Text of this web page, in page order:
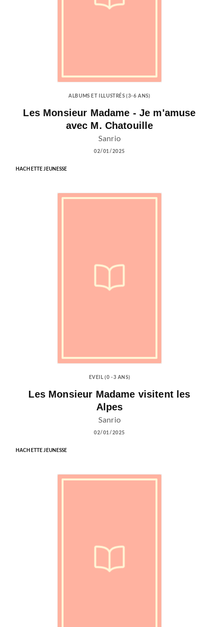
ALBUMS ET ILLUSTRÉS (3-6 ANS)
Les Monsieur Madame - Je m'amuse
avec M. Chatouille
Sanrio
02/01/2025
HACHETTE JEUNESSE
EVEIL (0 -3 ANS)
Les Monsieur Madame visitent les
Alpes
Sanrio
02/01/2025
HACHETTE JEUNESSE